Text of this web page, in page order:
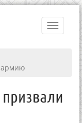
Toggle
армию